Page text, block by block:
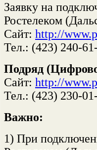
Заявку на
Ростелеком
Сайт: http://
Тел.: (423) 240-
Подряд
Сайт: http://
Тел.: (423) 230-
Важно:
1) При